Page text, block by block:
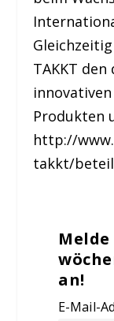
TAKKT
Produkten
http://
takkt/
an!
E-Mail-